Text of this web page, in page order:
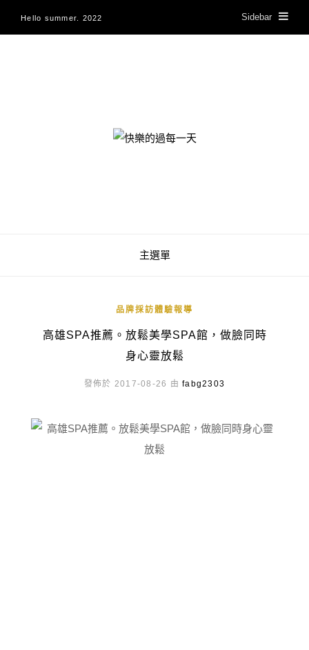
Hello summer. 2022 Sidebar
快樂的過每一天
主選單
品牌採訪體驗報導
高雄SPA推薦。放鬆美學SPA館，做臉同時
身心靈放鬆
發佈於 2017-08-26 由fabg2303